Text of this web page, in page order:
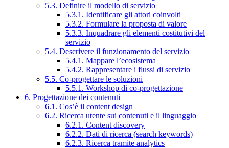
5.3. Definire il modello di servizio
5.3.1. Identificare gli attori coinvolti
5.3.2. Formulare la proposta di valore
5.3.3. Inquadrare gli elementi costitutivi del
servizio
5.4. Descrivere il funzionamento del servizio
5.4.1. Mappare l’ecosistema
5.4.2. Rappresentare i flussi di servizio
5.5. Co-progettare le soluzioni
5.5.1. Workshop di co-progettazione
6. Progettazione dei contenuti
6.1. Cos’è il content design
6.2. Ricerca utente sui contenuti e il linguaggio
6.2.1. Content discovery
6.2.2. Dati di ricerca (search keywords)
6.2.3. Ricerca tramite analytics